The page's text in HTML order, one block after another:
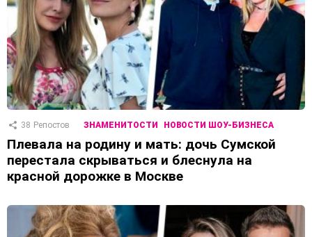
38 Репостов ЗНАМЕНИТОСТИ НОВОСТИ ШОУ-БИЗНЕСА
Плевала на родину и мать: дочь Сумской
перестала скрываться и блеснула на
красной дорожке в Москве